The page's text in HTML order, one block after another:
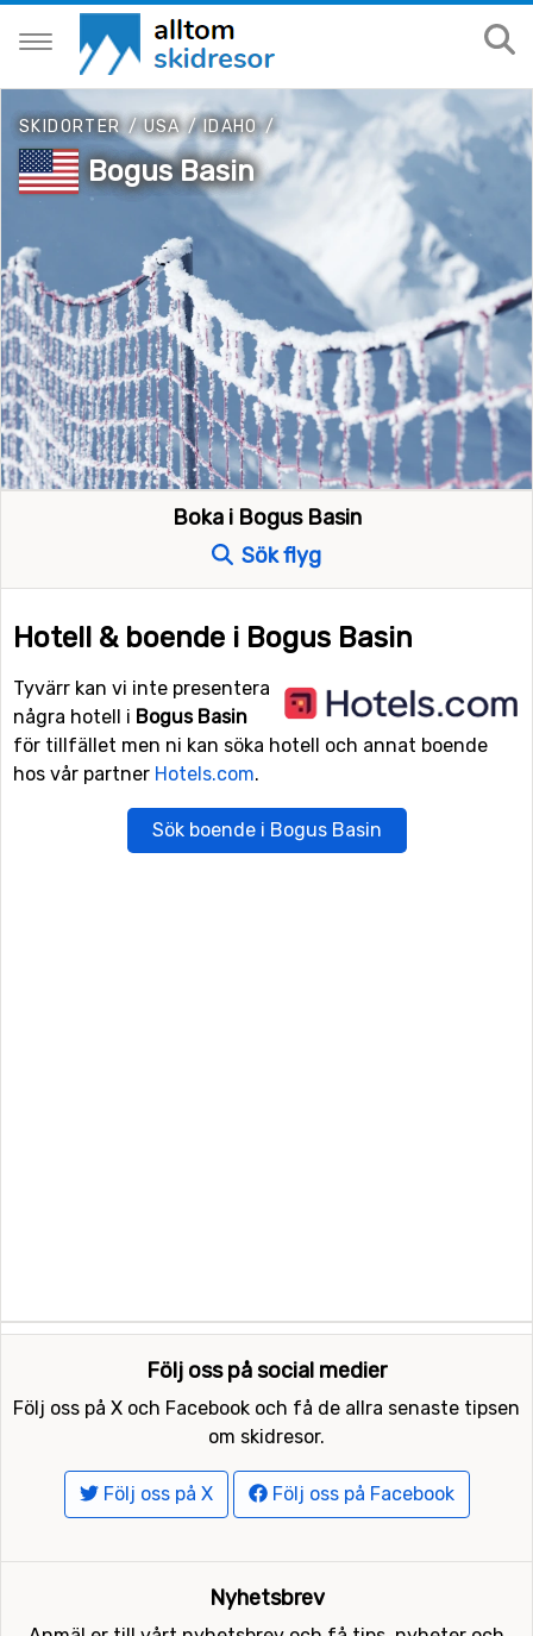
SKIDORTER / USA/IDAHO/
Bogus Basin
Boka i Bogus Basin
Sök flyg
Hotell & boende i Bogus Basin
Tyvärr kan vi inte presentera
några hotell i Bogus Basin
för tillfället men ni kan söka hotell och annat boende
hos vår partner Hotels.com.
Sök boende i Bogus Basin
Följ oss på social medier
Följ oss på X och Facebook och få de allra senaste tipsen
om skidresor.
Följ oss på X Följ oss på Facebook
Nyhetsbrev